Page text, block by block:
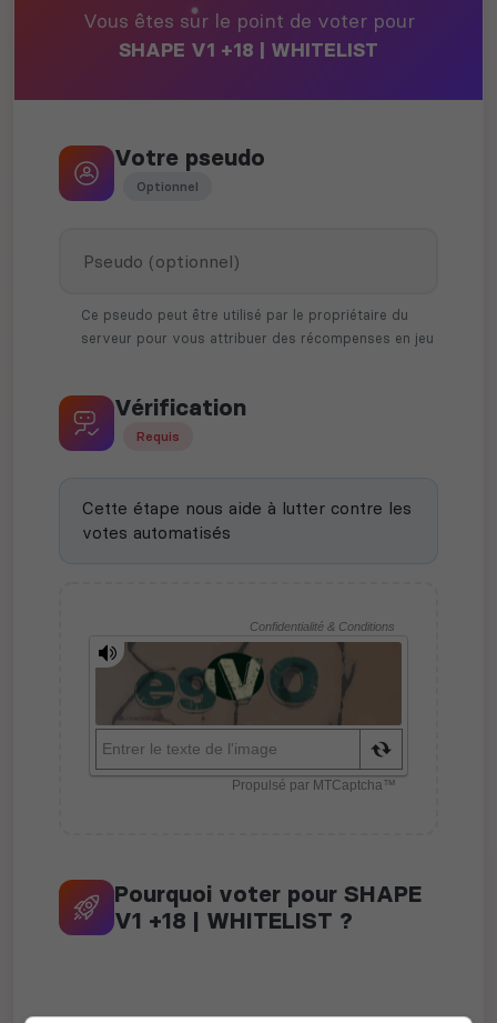
Vous êtes sur le point de voter pour
SHAPE V1 +18 | WHITELIST
Votre pseudo
Optionnel
Ce pseudo peut être utilisé par le propriétaire du
serveur pour vous attribuer des récompenses en jeu
Vérification
Requis
Cette étape nous aide à lutter contre les
votes automatisés
Pourquoi voter pour SHAPE
V1 +18 | WHITELIST ?